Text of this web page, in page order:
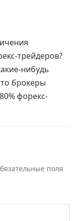
трейдеров?
нибудь
брокеры
форекс-
поля